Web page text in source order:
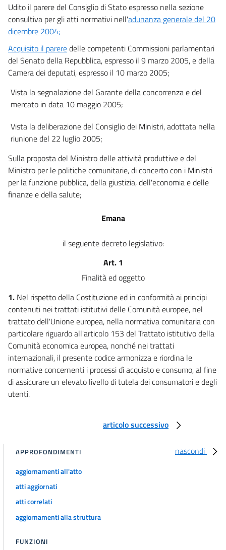
60
61
63
64
65
65 bis
((Disposizioni generali))
65 ter
66
66 bis
66 ter
((Sezione IV-bis
Commercializzazione a distanza di servizi finanziari ai consumatori))
67 quater
67 quinquies
67 sexies
67 septies
67 octies
67 novies
67 quinquiesdecies
67 sexiesdecies
67 undevicies
Udito il parere del Consiglio di Stato espresso nella sezione
consultiva per gli atti normativi nell'adunanza generale del 20
dicembre 2004;
Acquisito il pareredelle competenti Commissioni parlamentari
del Senato della Repubblica, espresso il 9 marzo 2005, e della
Camera dei deputati, espresso il 10 marzo 2005;
Vista la segnalazione del Garante della concorrenza e del
mercato in data 10 maggio 2005;
Vista la deliberazione del Consiglio dei Ministri, adottata nella
riunione del 22 luglio 2005;
Sulla proposta del Ministro delle attività produttive e del
Ministro per le politiche comunitarie, di concerto con i Ministri
per la funzione pubblica, della giustizia, dell'economia e delle
finanze e della salute;
Emana
il seguente decreto legislativo:
Art. 1
Finalità ed oggetto
1. Nel rispetto della Costituzione ed in conformità ai principi
contenuti nei trattati istitutivi delle Comunità europee, nel
trattato dell'Unione europea, nella normativa comunitaria con
particolare riguardo all'articolo 153 del Trattato istitutivo della
Comunità economica europea, nonché nei trattati
internazionali, il presente codice armonizza e riordina le
normative concernenti i processi dì acquisto e consumo, al fine
di assicurare un elevato livello di tutela dei consumatori e degli
utenti.
articolo successivo
nascondi
APPROFONDIMENTI
aggiornamenti all'atto
atti aggiornati
atti correlati
aggiornamenti alla struttura
FUNZIONI